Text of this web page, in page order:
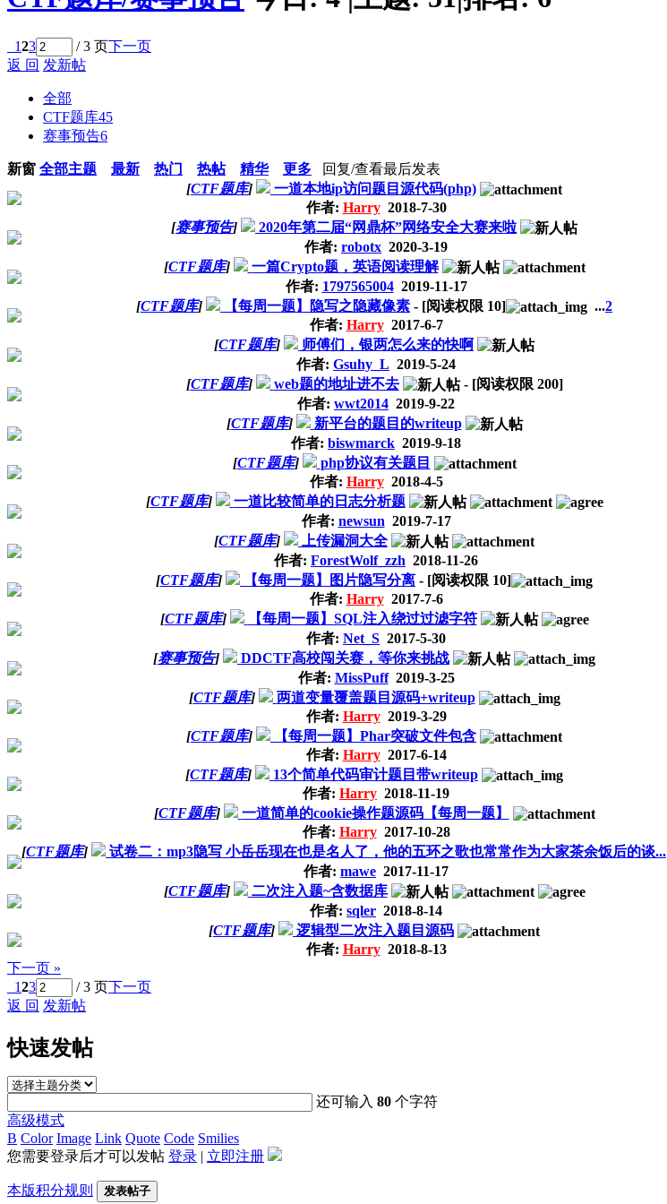
123 / 3 页下一页
返 回 发新帖
全部
CTF题库45
赛事预告6
新窗 全部主题 最新 热门 热帖 精华 更多 回复/查看最后发表
[CTF题库]
一道本地ip访问题目源代码(php)
作者: Harry2018-7-30
[赛事预告]
2020年第二届“网鼎杯”网络安全大赛来啦
作者: robotx 2020-3-19
[CTF题库]
一篇Crypto题，英语阅读理解
作者: 17975650042019-11-17
[CTF题库] 【每周一题】隐写之隐藏像素 - [阅读权限 10] ...2
作者: Harry2017-6-7
[CTF题库]
师傅们，银两怎么来的快啊
作者: Gsuhy_L 2019-5-24
[CTF题库] web题的地址进不去 - [阅读权限 200]
作者: wwt2014 2019-9-22
[CTF题库]
新平台的题目的writeup
作者: biswmarck 2019-9-18
[CTF题库]
php协议有关题目
作者: Harry2018-4-5
[CTF题库]
一道比较简单的日志分析题
作者: newsun 2019-7-17
[CTF题库]
上传漏洞大全
作者: ForestWolf_zzh 2018-11-26
[CTF题库] 【每周一题】图片隐写分离 - [阅读权限 10]
作者: Harry2017-7-6
[CTF题库]
【每周一题】SQL注入绕过过滤字符
作者: Net_S 2017-5-30
[赛事预告]
DDCTF高校闯关赛，等你来挑战
作者: MissPuff2019-3-25
[CTF题库]
两道变量覆盖题目源码+writeup
作者: Harry2019-3-29
[CTF题库]
【每周一题】Phar突破文件包含
作者: Harry2017-6-14
[CTF题库]
13个简单代码审计题目带writeup
作者: Harry 2018-11-19
[CTF题库]
一道简单的cookie操作题源码【每周一题】
作者: Harry2017-10-28
[CTF题库]
试卷二：mp3隐写 小岳岳现在也是名人了，他的五环之歌也常常作为大家茶余饭后的谈...
作者: mawe 2017-11-17
[CTF题库]
二次注入题~含数据库
作者: sqler 2018-8-14
[CTF题库]
逻辑型二次注入题目源码
作者: Harry2018-8-13
下一页 »
123 / 3 页下一页
返 回 发新帖
快速发帖
还可输入80 个字符
高级模式
B Color Image Link Quote Code Smilies
您需要登录后才可以发帖 登录 | 立即注册
本版积分规则 发表帖子